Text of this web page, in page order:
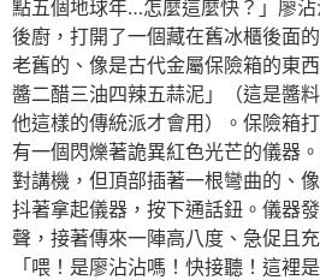
點五個地球年…怎麼這麼快？」廖沾
後廚，打開了一個藏在舊冰櫃後面
老舊的、像是古代金屬保險箱的東
醬二醋三油四辣五蒜泥」（這是醬
他這樣的傳統派才會用）。保險箱
有一個閃爍著詭異紅色光芒的儀器
對講機，但頂部插著一根彎曲的、
抖著拿起儀器，按下通話鈕。儀器
聲，接著傳來一陣高八度、急促且
「喂！是廖沾沾嗎！快接聽！這裡